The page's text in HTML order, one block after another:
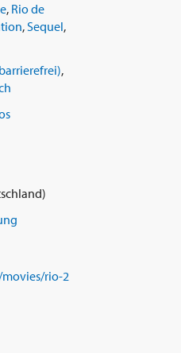
, Rio de
,Sequel,
,
rio-2